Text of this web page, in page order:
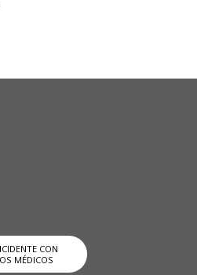
CON
MÉDICOS